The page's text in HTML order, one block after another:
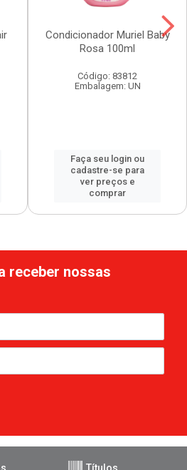
Condicionador Muriel Baby
Rosa 100ml
Código: 83812
Embalagem: UN
Faça seu login ou
cadastre-se para
ver preços e
comprar
receber nossas